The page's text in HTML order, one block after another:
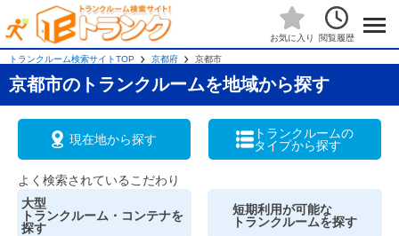
お気に入り 閲覧履歴
トランクルーム検索サイトTOP 京都府 京都市
京都市のトランクルームを地域から探す
現在地から探す
トランクルームの
タイプから探す
よく検索されているこだわり
大型
トランクルーム・コンテナを
探す
短期利用が可能な
トランクルームを探す